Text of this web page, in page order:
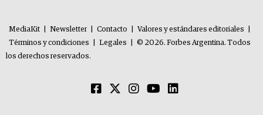
MediaKit Newsletter Contacto Valores y estándares editoriales
Términos y condiciones
Legales
© 2026. Forbes Argentina. Todos
los derechos reservados.